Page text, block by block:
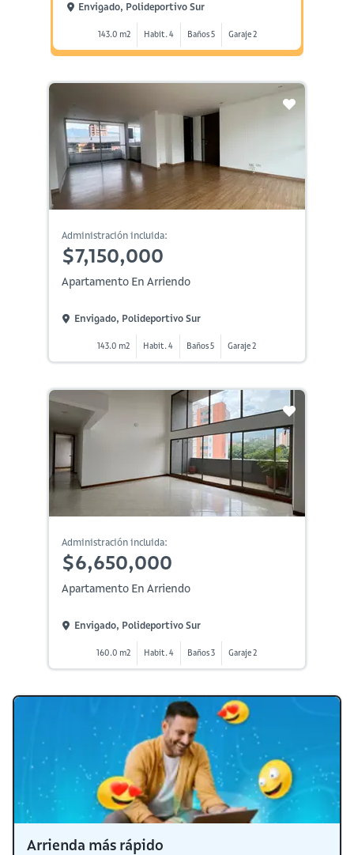
Envigado, Polideportivo Sur
143.0 m2 Habit. 4 Baños 5 Garaje 2
Administración incluida:
$7,150,000
Apartamento En Arriendo
Envigado, Polideportivo Sur
143.0 m2 Habit. 4 Baños 5 Garaje 2
Administración incluida:
$6,650,000
Apartamento En Arriendo
Envigado, Polideportivo Sur
160.0 m2 Habit. 4 Baños 3 Garaje 2
Arrienda más rápido